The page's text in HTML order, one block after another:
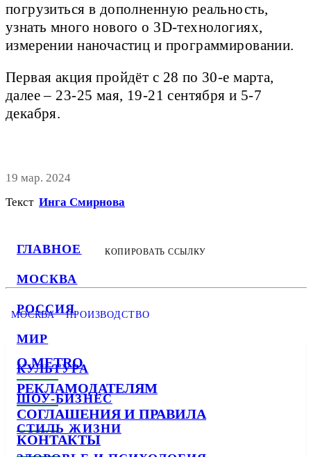
ГЛАВНОЕ
МОСКВА
РОССИЯ
МИР
КУЛЬТУРА
ШОУ-БИЗНЕС
СТИЛЬ ЖИЗНИ
погрузиться в дополненную реальность,
узнать много нового о 3D-технологиях,
измерении наночастиц и программировании.
Первая акция пройдёт с 28 по 30-е марта,
далее – 23-25 мая, 19-21 сентября и 5-7
декабря.
19 мар. 2024
Текст Инга Смирнова
КОПИРОВАТЬ ССЫЛКУ
МОСКВА ПРОИЗВОДСТВО
О METRO
РЕКЛАМОДАТЕЛЯМ
СОГЛАШЕНИЯ И ПРАВИЛА
КОНТАКТЫ